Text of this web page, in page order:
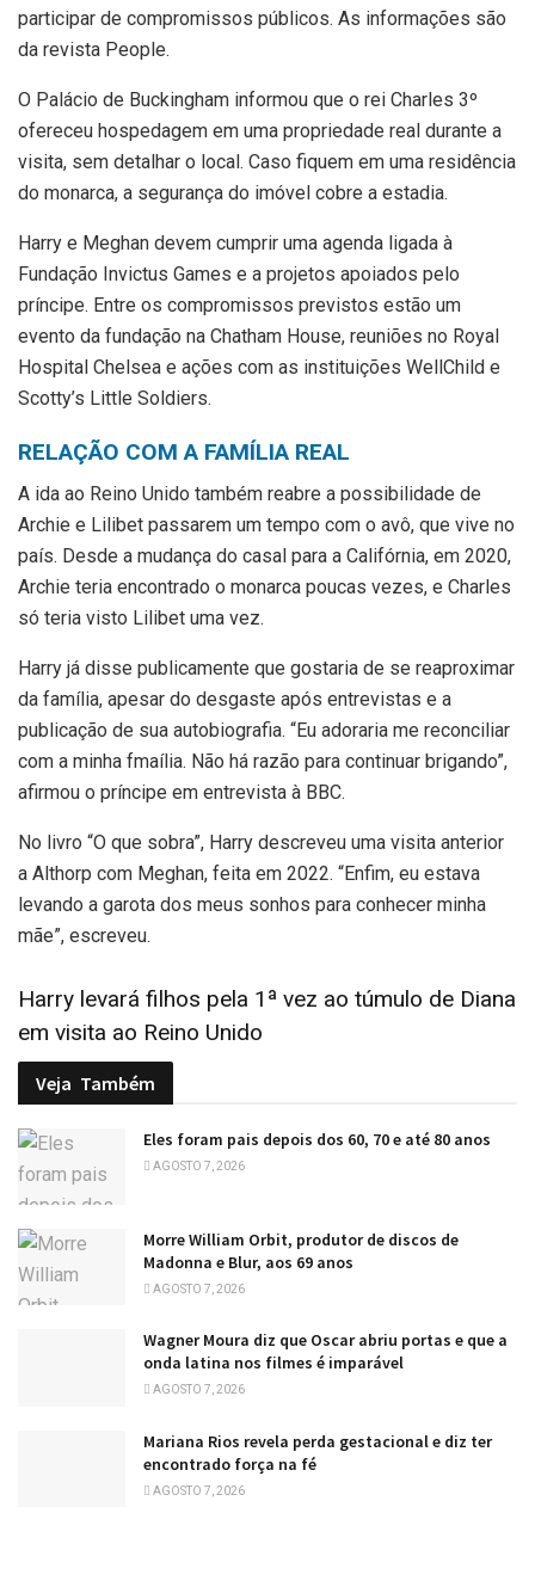
participar de compromissos públicos. As informações são
da revista People.
O Palácio de Buckingham informou que o rei Charles 3º
ofereceu hospedagem em uma propriedade real durante a
visita, sem detalhar o local. Caso fiquem em uma residência
do monarca, a segurança do imóvel cobre a estadia.
Harry e Meghan devem cumprir uma agenda ligada à
Fundação Invictus Games e a projetos apoiados pelo
príncipe. Entre os compromissos previstos estão um
evento da fundação na Chatham House, reuniões no Royal
Hospital Chelsea e ações com as instituições WellChild e
Scotty’s Little Soldiers.
RELAÇÃO COM A FAMÍLIA REAL
A ida ao Reino Unido também reabre a possibilidade de
Archie e Lilibet passarem um tempo com o avô, que vive no
país. Desde a mudança do casal para a Califórnia, em 2020,
Archie teria encontrado o monarca poucas vezes, e Charles
só teria visto Lilibet uma vez.
Harry já disse publicamente que gostaria de se reaproximar
da família, apesar do desgaste após entrevistas e a
publicação de sua autobiografia. “Eu adoraria me reconciliar
com a minha fmaília. Não há razão para continuar brigando”,
afirmou o príncipe em entrevista à BBC.
No livro “O que sobra”, Harry descreveu uma visita anterior
a Althorp com Meghan, feita em 2022. “Enfim, eu estava
levando a garota dos meus sonhos para conhecer minha
mãe”, escreveu.
Harry levará filhos pela 1ª vez ao túmulo de Diana
em visita ao Reino Unido
Veja Também
Eles foram pais depois dos 60, 70 e até 80 anos
AGOSTO 7, 2026
Morre William Orbit, produtor de discos de
Madonna e Blur, aos 69 anos
AGOSTO 7, 2026
Wagner Moura diz que Oscar abriu portas e que a
onda latina nos filmes é imparável
AGOSTO 7, 2026
Mariana Rios revela perda gestacional e diz ter
encontrado força na fé
AGOSTO 7, 2026